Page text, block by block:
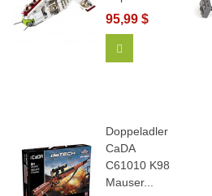
95,99 $
Doppeladler
CaDA
C61010 K98
Mauser...